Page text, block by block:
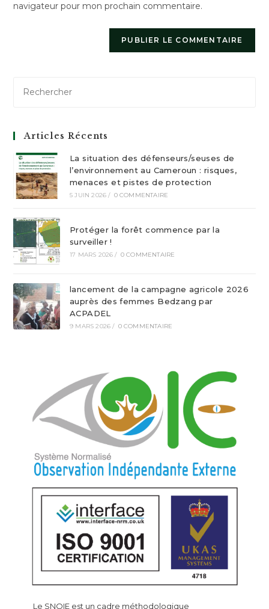
(facultatif)
navigateur pour mon prochain commentaire.
Articles Récents
La situation des défenseurs/seuses de
l’environnement au Cameroun : risques,
menaces et pistes de protection
5 JUIN 2026 / 0 COMMENTAIRE
Protéger la forêt commence par la
surveiller !
17 MARS 2026 / 0 COMMENTAIRE
lancement de la campagne agricole 2026
auprès des femmes Bedzang par
ACPADEL
9 MARS 2026 / 0 COMMENTAIRE
Le SNOIE est un cadre méthodologique